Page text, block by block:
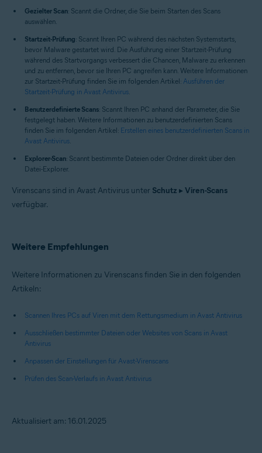
Gezielter Scan: Scannt die Ordner, die Sie beim Starten des Scans
auswählen.
Startzeit-Prüfung: Scannt Ihren PC während des nächsten Systemstarts,
bevor Malware gestartet wird. Die Ausführung einer Startzeit-Prüfung
während des Startvorgangs verbessert die Chancen, Malware zu erkennen
und zu entfernen, bevor sie Ihren PC angreifen kann. Weitere Informationen
zur Startzeit-Prüfung finden Sie im folgenden Artikel: Ausführen der
Startzeit-Prüfung in Avast Antivirus.
Benutzerdefinierte Scans: Scannt Ihren PC anhand der Parameter, die Sie
festgelegt haben. Weitere Informationen zu benutzerdefinierten Scans
finden Sie im folgenden Artikel: Erstellen eines benutzerdefinierten Scans in
Avast Antivirus.
Explorer-Scan: Scannt bestimmte Dateien oder Ordner direkt über den
Datei-Explorer.
Virenscans sind in Avast Antivirus unter Schutz ▸Viren-Scans
verfügbar.
Weitere Empfehlungen
Weitere Informationen zu Virenscans finden Sie in den folgenden
Artikeln:
Scannen Ihres PCs auf Viren mit dem Rettungsmedium in Avast Antivirus
Ausschließen bestimmter Dateien oder Websites von Scans in Avast
Antivirus
Anpassen der Einstellungen für Avast-Virenscans
Prüfen des Scan-Verlaufs in Avast Antivirus
Aktualisiert am: 16.01.2025